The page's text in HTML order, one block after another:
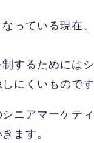
っている現在
するためには
にくいものです
ニアマーケテ
ます。